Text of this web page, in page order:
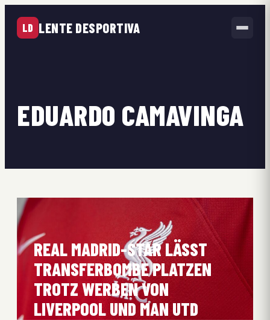
LD LENTE DESPORTIVA
EDUARDO CAMAVINGA
REAL MADRID-STAR LÄSST
TRANSFERBOMBE PLATZEN
TROTZ WERBEN VON
LIVERPOOL UND MAN UTD